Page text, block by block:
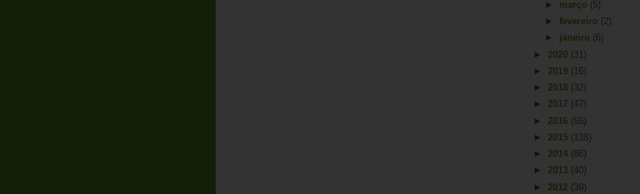
► março (5)
► fevereiro (2)
► janeiro (6)
► 2020 (31)
► 2019 (16)
► 2018 (32)
► 2017 (47)
► 2016 (55)
► 2015 (138)
► 2014 (86)
► 2013 (40)
► 2012 (39)